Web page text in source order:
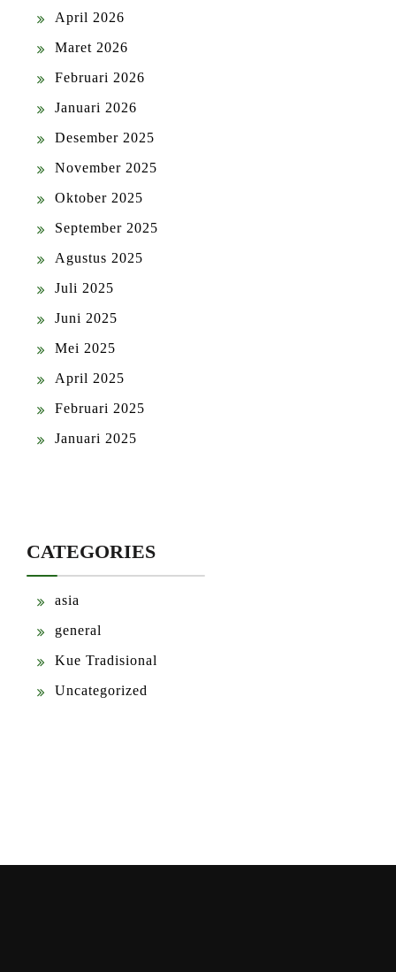
April 2026
Maret 2026
Februari 2026
Januari 2026
Desember 2025
November 2025
Oktober 2025
September 2025
Agustus 2025
Juli 2025
Juni 2025
Mei 2025
April 2025
Februari 2025
Januari 2025
CATEGORIES
asia
general
Kue Tradisional
Uncategorized